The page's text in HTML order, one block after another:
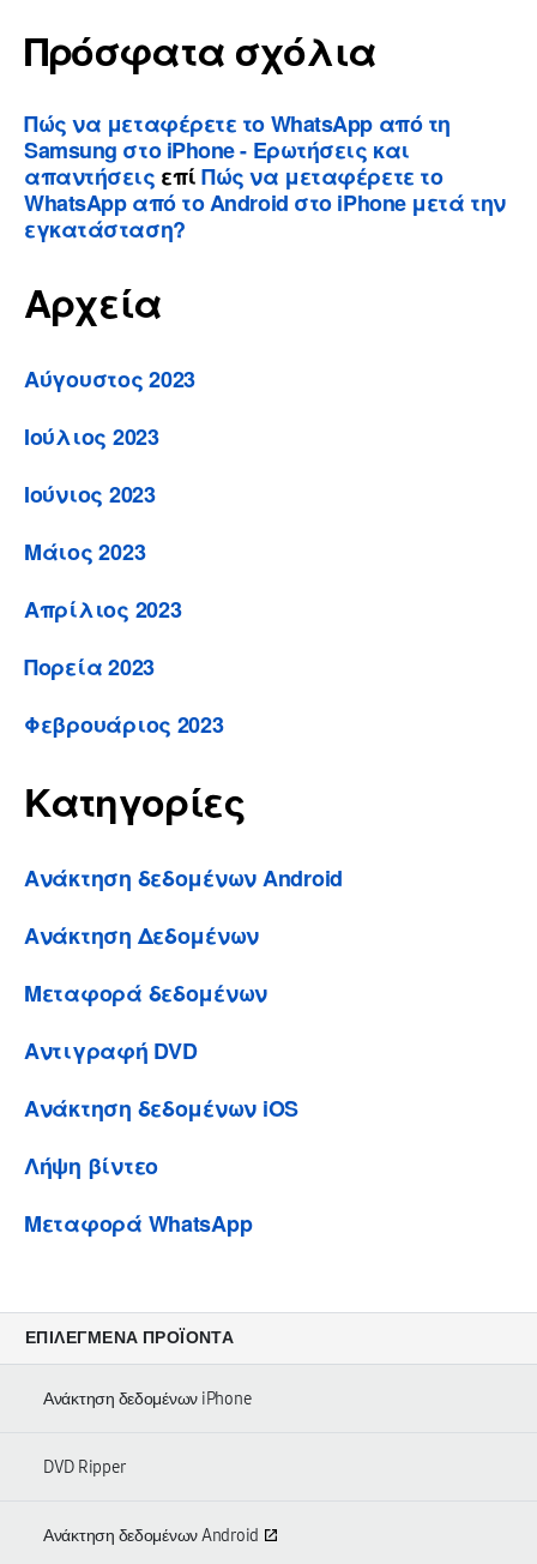
Πρόσφατα σχόλια
Πώς να μεταφέρετε το WhatsApp από τη
Samsung στο iPhone - Ερωτήσεις και
απαντήσεις επίΠώς να μεταφέρετε το
WhatsApp από το Android στο iPhone μετά την
εγκατάσταση?
Αρχεία
Αύγουστος 2023
Ιούλιος 2023
Ιούνιος 2023
Μάιος 2023
Απρίλιος 2023
Πορεία 2023
Φεβρουάριος 2023
Κατηγορίες
Ανάκτηση δεδομένων Android
Ανάκτηση Δεδομένων
Μεταφορά δεδομένων
Αντιγραφή DVD
Ανάκτηση δεδομένων iOS
Λήψη βίντεο
Μεταφορά WhatsApp
ΕΠΙΛΕΓΜΈΝΑ ΠΡΟΪΌΝΤΑ
Ανάκτηση δεδομένων iPhone
DVD Ripper
Ανάκτηση δεδομένων Android